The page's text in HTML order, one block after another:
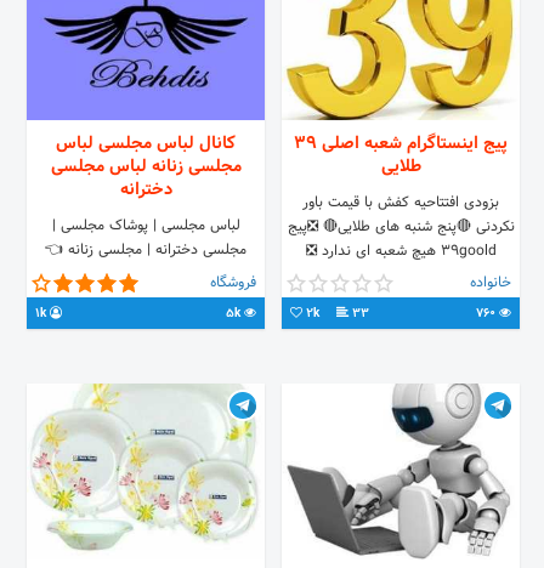
پیج اینستاگرام شعبه اصلی 39
طلایی
بزودی افتتاحیه کفش با قیمت باور
نکردنی 🔴پنج شنبه های طلایی🔴 ❎پیج
39goold هیچ شعبه ای ندارد ❎
●فروش حضوری و غیر حضوری● 🇮🇷
زیر نظر جمهوری اسلامی ایران🇮🇷
خانواده
33
2k
کانال لباس مجلسی لباس
مجلسی زنانه لباس مجلسی
دخترانه
️لباس مجلسی | پوشاک مجلسی |
مجلسی دخترانه | مجلسی زنانه 👈
ارسال به سراسر کشور 👈پرداخت
سفارش درب منزل خرید حضوری و
اینترنتی آدرس: اصفهان ☆تلفن☆
@behdis_forosh ☆سایت☆
www.behdistag.com
فروشگاه
5k
1k